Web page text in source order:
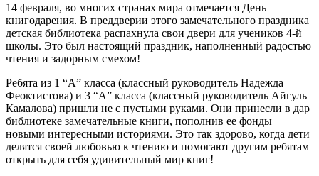
14 февраля, во многих странах мира отмечается День
книгодарения. В преддверии этого замечательного праздника
детская библиотека распахнула свои двери для учеников 4-й
школы. Это был настоящий праздник, наполненный радостью
чтения и задорным смехом!
Ребята из 1 “А” класса (классный руководитель Надежда
Феоктистова) и 3 “А” класса (классный руководитель Айгуль
Камалова) пришли не с пустыми руками. Они принесли в дар
библиотеке замечательные книги, пополнив ее фонды
новыми интересными историями. Это так здорово, когда дети
делятся своей любовью к чтению и помогают другим ребятам
открыть для себя удивительный мир книг!